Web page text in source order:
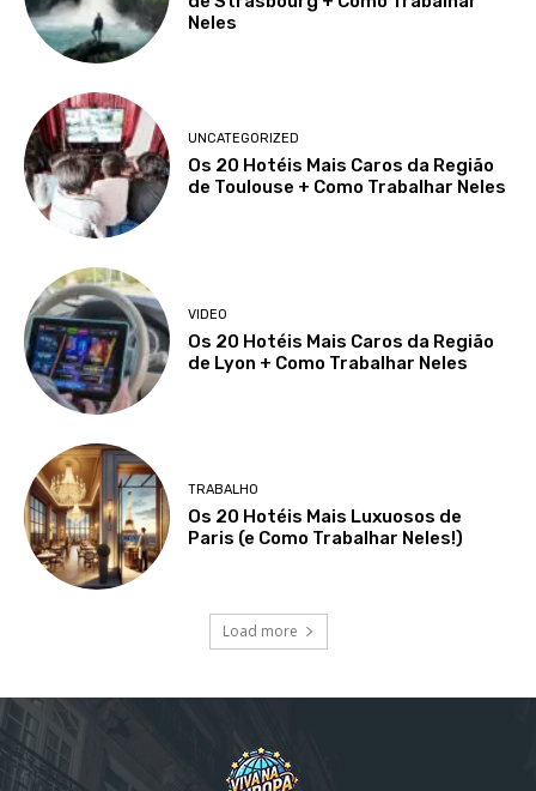
Neles
UNCATEGORIZED
Os 20 Hotéis Mais Caros da Região
de Toulouse + Como Trabalhar Neles
VIDEO
Os 20 Hotéis Mais Caros da Região
de Lyon + Como Trabalhar Neles
TRABALHO
Os 20 Hotéis Mais Luxuosos de
Paris (e Como Trabalhar Neles!)
Load more